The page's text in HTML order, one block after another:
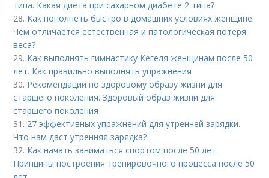
типа. Какая диета при сахарном диабете 2 типа?
28. Как пополнеть быстро в домашних условиях женщине.
Чем отличается естественная и патологическая потеря
веса?
29. Как выполнять гимнастику Кегеля женщинам после 50
лет. Как правильно выполнять упражнения
30. Рекомендации по здоровому образу жизни для
старшего поколения. Здоровый образ жизни для
старшего поколения
31. 27 эффективных упражнений для утренней зарядки.
Что нам даст утренняя зарядка?
32. Как начать заниматься спортом после 50 лет.
Принципы построения тренировочного процесса после 50